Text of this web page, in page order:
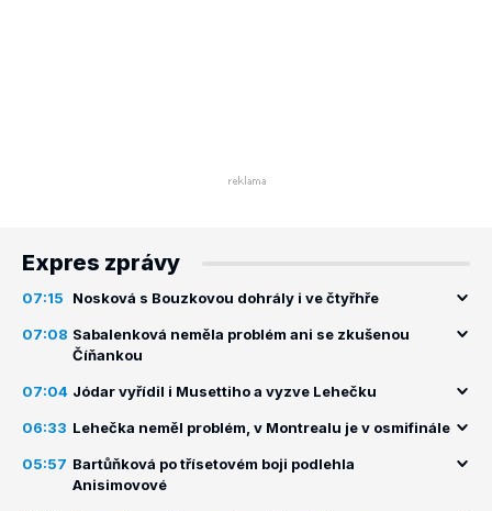
Expres zprávy
07:15 Nosková s Bouzkovou dohrály i ve čtyřhře
07:08 Sabalenková neměla problém ani se zkušenou
Číňankou
07:04 Jódar vyřídil i Musettiho a vyzve Lehečku
06:33 Lehečka neměl problém, v Montrealu je v osmifinále
05:57 Bartůňková po třísetovém boji podlehla
Anisimovové